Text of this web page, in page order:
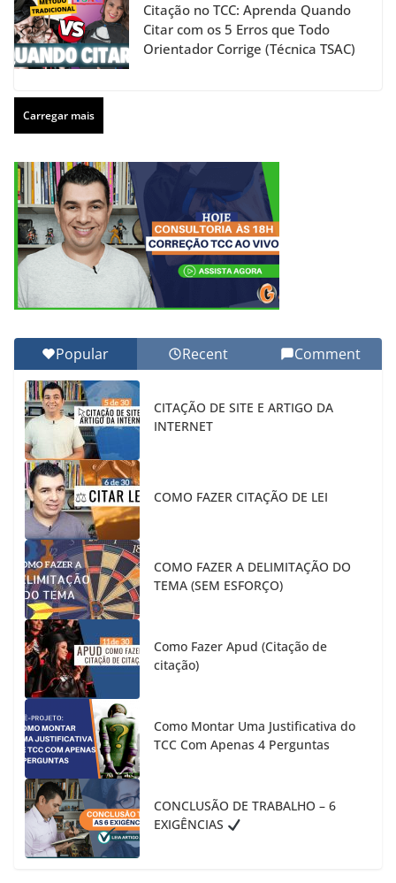
Citação no TCC: Aprenda Quando
Citar com os 5 Erros que Todo
Orientador Corrige (Técnica TSAC)
Carregar mais
Popular Recent Comment
CITAÇÃO DE SITE E ARTIGO DA
INTERNET
COMO FAZER CITAÇÃO DE LEI
COMO FAZER A DELIMITAÇÃO DO
TEMA (SEM ESFORÇO)
Como Fazer Apud (Citação de
citação)
Como Montar Uma Justificativa do
TCC Com Apenas 4 Perguntas
CONCLUSÃO DE TRABALHO – 6
EXIGÊNCIAS